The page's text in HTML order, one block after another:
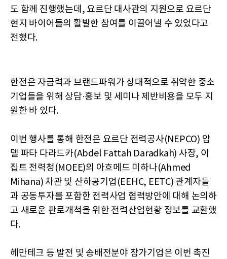
도 함께 진행했는데, 요르단 대사관의 지원으로 요르단
현지 바이어들의 활발한 참여를 이끌어낼 수 있었다고
전했다.
한전은 자금력과 브랜드파워가 상대적으로 취약한 중소
기업들을 위해 상담·홍보 및 세미나 제반비용을 모두 지
원한 바 있다.
이번 행사를 통해 한전은 요르단 전력공사(NEPCO) 압
델 파타 다라드카(Abdel Fattah Daradkah) 사장, 이
집트 전력청(MOEE)의 아흐메드 미하나(Ahmed
Mihana) 차관 및 산하공기업(EEHC, EETC) 관계자들
과 공동투자를 포함한 전력사업 협력방안에 대해 논의하
고 새로운 판로개척을 위한 전력산업현황 정보를 교환했
다.
헤만테크 등 발전 및 송배전분야 참가기업은 이번 촉진